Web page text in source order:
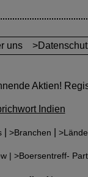
uns
Aktien!
Indien
| >Branchen
| >Boersentreff-